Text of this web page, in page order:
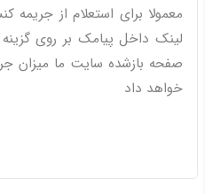
معمولا برای استعلام از جریمه
لینک داخل پیامک بر روی
صفحه بازشده سایت ما میزان
خواهد داد